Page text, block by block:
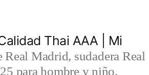
Thai AAA | Mi
Real Madrid, sudadera Real
para hombre y niño.